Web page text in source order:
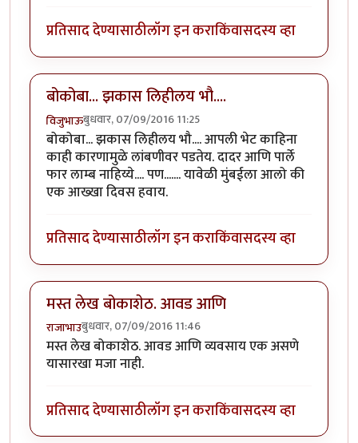
प्रतिसाद देण्यासाठीलॉग इन कराकिंवासदस्य व्हा
बोकोबा... झकास लिहीलय भौ....
विजुभाऊबुधवार, 07/09/2016 11:25
बोकोबा... झकास लिहीलय भौ.... आपली भेट काहिना
काही कारणामुळे लांबणीवर पडतेय. दादर आणि पार्ले
फार लाम्ब नाहिय्ये.... पण....... यावेळी मुंबईला आलो की
एक आख्खा दिवस हवाय.
प्रतिसाद देण्यासाठीलॉग इन कराकिंवासदस्य व्हा
मस्त लेख बोकाशेठ. आवड आणि
राजाभाउबुधवार, 07/09/2016 11:46
मस्त लेख बोकाशेठ. आवड आणि व्यवसाय एक असणे
यासारखा मजा नाही.
प्रतिसाद देण्यासाठीलॉग इन कराकिंवासदस्य व्हा